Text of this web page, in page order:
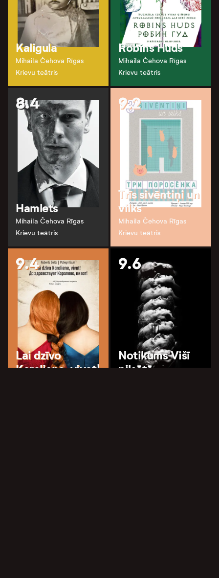
Kaligula
Mihaila Čehova Rīgas
Krievu teātris
Robins Huds
Mihaila Čehova Rīgas
Krievu teātris
8.4
Hamlets
Mihaila Čehova Rīgas
Krievu teātris
9.2
Trīs sivēntiņi un
vilks
Mihaila Čehova Rīgas
Krievu teātris
9.4
Lai dzīvo
Karaliene, vivat!
9.6
Notikums Višī
pilsētā